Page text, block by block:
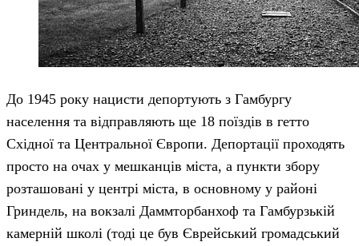
До 1945 року нацисти депортують з Гамбургу
населення та відправляють ще 18 поїздів в гетто
Східної та Центральної Європи. Депортації проходять
просто на очах у мешканців міста, а пункти збору
розташовані у центрі міста, в основному у районі
Гриндель, на вокзалі Даммторбанхоф та Гамбурзькій
камерній школі (тоді це був Єврейський громадський